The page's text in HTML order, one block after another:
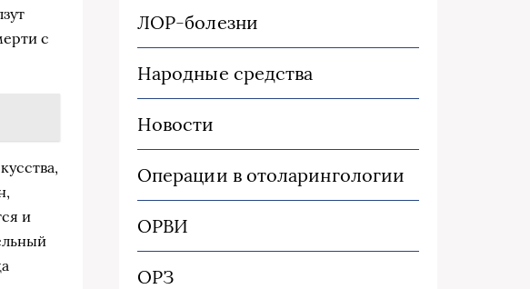
с
и
ЛОР-болезни
Народные средства
Новости
Операции в отоларингологии
ОРВИ
ОРЗ